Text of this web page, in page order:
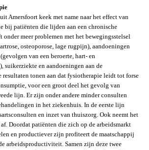
Amersfoort keek met name naar het effect van
bij patiënten die lijden aan een chronische
onder meer problemen met het bewegingsstelsel
osteoporose, lage rugpijn), aandoeningen
van een beroerte, hart- en
suikerziekte en aandoeningen aan de
resultaten tonen aan dat fysiotherapie leidt tot forse
voor een groot deel het gevolg van
lijn. Er zijn onder andere minder consulten
in het ziekenhuis. In de eerste lijn
en inzet van thuiszorg. Ook neemt het
Doordat patiënten die zich op de arbeidsmarkt
en productiever zijn profiteert de maatschappij
arbeidsproductiviteit. Samen zijn deze twee